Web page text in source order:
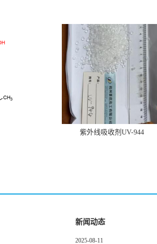
紫外线吸收剂UV-944
新闻动态
2025-08-11